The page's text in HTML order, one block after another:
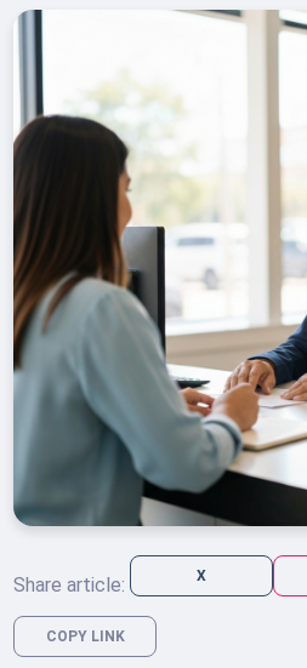
Share article: X
COPY LINK